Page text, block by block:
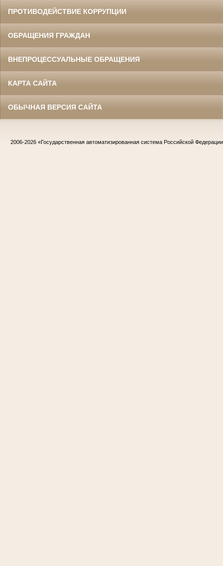
ПРОТИВОДЕЙСТВИЕ КОРРУПЦИИ
ОБРАЩЕНИЯ ГРАЖДАН
ВНЕПРОЦЕССУАЛЬНЫЕ ОБРАЩЕНИЯ
КАРТА САЙТА
ОБЫЧНАЯ ВЕРСИЯ САЙТА
2006-2026 «Государственная автоматизированная система Российской